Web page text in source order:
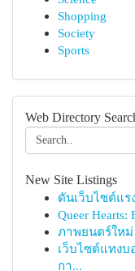
Shopping
Society
Sports
Web Directory
New Site Listings
ดันเว็บไซต์แร
Queer Hearts:
ภาพยนตร์ใหม่
เว็บไซต์แทงบ
กา...